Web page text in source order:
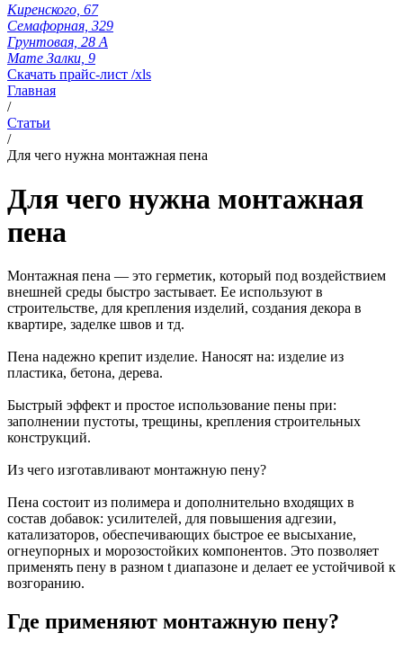
Киренского, 67
Семафорная, 329
Грунтовая, 28 А
Мате Залки, 9
Скачать прайс-лист /xls
Главная
/
Статьи
/
Для чего нужна монтажная пена
Для чего нужна монтажная
пена
Монтажная пена — это герметик, который под воздействием
внешней среды быстро застывает. Ее используют в
строительстве, для крепления изделий, создания декора в
квартире, заделке швов и тд.
Пена надежно крепит изделие. Наносят на: изделие из
пластика, бетона, дерева.
Быстрый эффект и простое использование пены при:
заполнении пустоты, трещины, крепления строительных
конструкций.
Из чего изготавливают монтажную пену?
Пена состоит из полимера и дополнительно входящих в
состав добавок: усилителей, для повышения адгезии,
катализаторов, обеспечивающих быстрое ее высыхание,
огнеупорных и морозостойких компонентов. Это позволяет
применять пену в разном t диапазоне и делает ее устойчивой к
возгоранию.
Где применяют монтажную пену?